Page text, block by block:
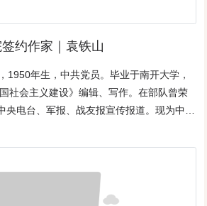
约作家｜​袁铁山
年生，中共党员。毕业于南开大学，
社会主义建设》编辑、写作。在部队曾荣
央电台、军报、战友报宣传报道。现为中华
学会会员，中国诗歌学会会员，中国纪实
中华诗词学会会员，天津诗词学会会员。
会副会长，《中华福苑诗典》责任主编，
诗典》责任主编，《福苑流韵》顾问。2019